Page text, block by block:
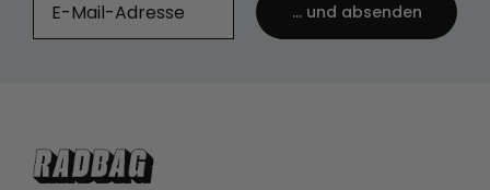
... und absenden